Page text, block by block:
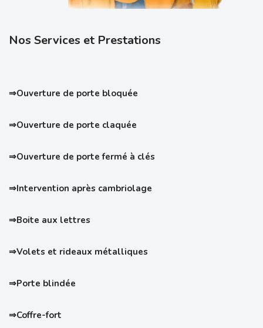
Nos Services et Prestations
⇒Ouverture de porte bloquée
⇒Ouverture de porte claquée
⇒Ouverture de porte fermé à clés
⇒Intervention après cambriolage
⇒Boite aux lettres
⇒Volets et rideaux métalliques
⇒Porte blindée
⇒Coffre-fort